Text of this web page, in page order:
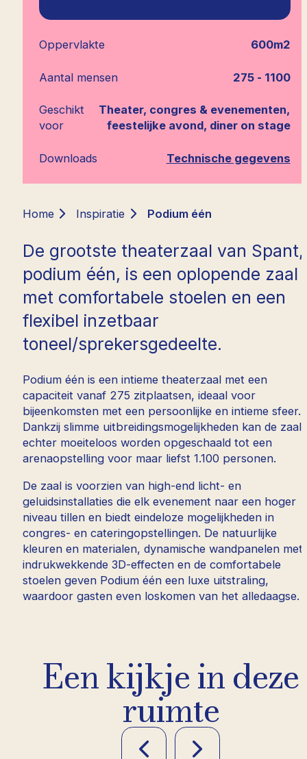
Home Inspiratie Podium één
De grootste theaterzaal van Spant,
podium één, is een oplopende zaal
met comfortabele stoelen en een
flexibel inzetbaar
toneel/sprekersgedeelte.
Podium één is een intieme theaterzaal met een
capaciteit vanaf 275 zitplaatsen, ideaal voor
bijeenkomsten met een persoonlijke en intieme sfeer.
Dankzij slimme uitbreidingsmogelijkheden kan de zaal
echter moeiteloos worden opgeschaald tot een
arenaopstelling voor maar liefst 1.100 personen.
De zaal is voorzien van high-end licht- en
geluidsinstallaties die elk evenement naar een hoger
niveau tillen en biedt eindeloze mogelijkheden in
congres- en cateringopstellingen. De natuurlijke
kleuren en materialen, dynamische wandpanelen met
indrukwekkende 3D-effecten en de comfortabele
stoelen geven Podium één een luxe uitstraling,
waardoor gasten even loskomen van het alledaagse.
Oppervlakte 600m2
Aantal mensen 275 - 1100
Geschikt
voor
Theater, congres & evenementen,
feestelijke avond, diner on stage
Downloads Technische gegevens
Een kijkje in deze
ruimte